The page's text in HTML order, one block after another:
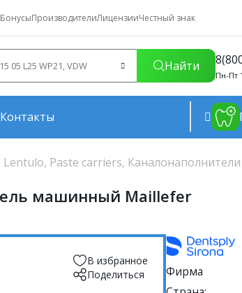
БонусыПроизводителиЛицензииЧестный знак
Найти
Пн-Пт
Контакты
Lentulo, Paste carriers, Каналонаполнители
машинный Maillefer
В избранное
Поделиться
Фирма